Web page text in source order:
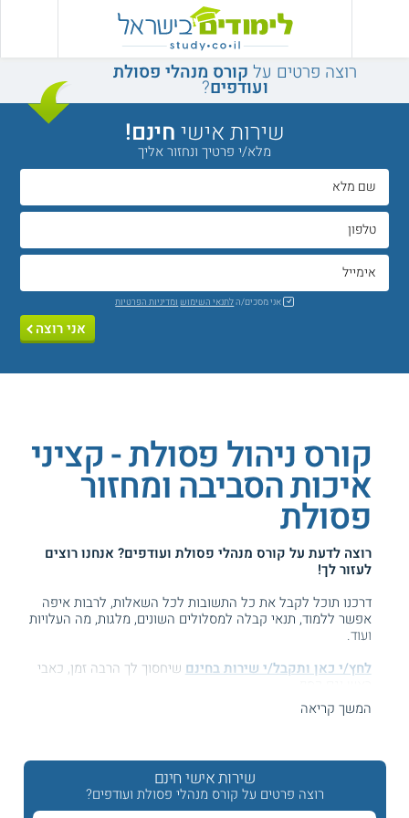
רוצה פרטים על קורס מנהלי פסולת
ועודפים?
שירות אישיחינם!
מלא/י פרטיך ונחזור אליך
אני מסכים/הלתנאי השימוש ומדיניות הפרטיות
אני רוצה
קורס ניהול פסולת - קציני
איכות הסביבה ומחזור
פסולת
רוצה לדעת על קורס מנהלי פסולת ועודפים? אנחנו רוצים
לעזור לך!
דרכנו תוכל לקבל את כל התשובות לכל השאלות, לרבות איפה
אפשר ללמוד, תנאי קבלה למסלולים השונים, מלגות, מה העלויות
ועוד.
לחץ/י כאן ותקבל/י שירות בחינם שיחסוך לך הרבה זמן, כאבי
המידע באתר הועיל ל87% מהגולשים.המשך קריאה
שירות אישי חינם
רוצה פרטים על קורס מנהלי פסולת ועודפים?